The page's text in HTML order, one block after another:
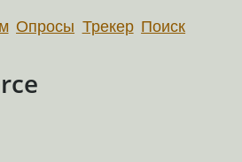
Опросы Трекер Поиск